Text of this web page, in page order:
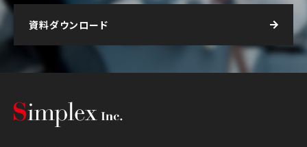
資料ダウンロード